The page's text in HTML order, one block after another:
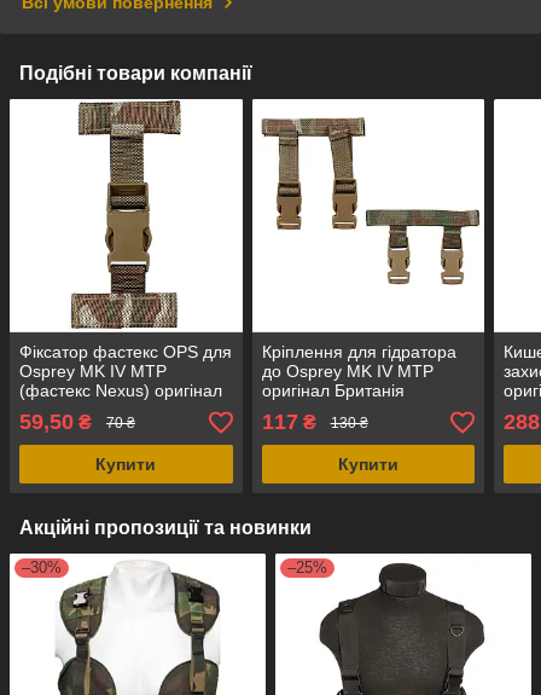
Подібні товари компанії
Фіксатор фастекс OPS для
Osprey MK IV MTP
(фастекс Nexus) оригінал
Британія
59,50 ₴ 70 ₴
Купити
Кріплення для гідратора
до Osprey MK IV MTP
оригінал Британія
117₴ 130 ₴
Купити
288
Акційні пропозиції та новинки
–30% –25%